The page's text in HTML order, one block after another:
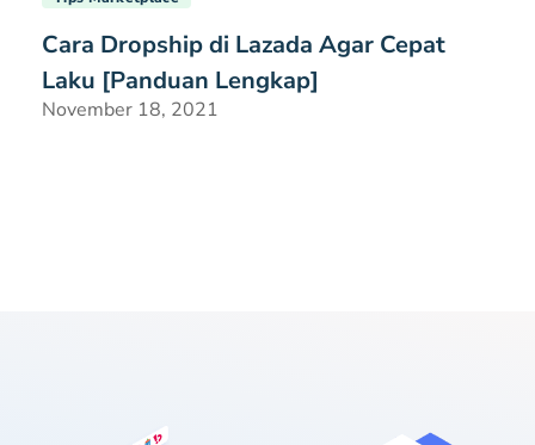
Cara Dropship di Lazada Agar Cepat
Laku [Panduan Lengkap]
November 18, 2021